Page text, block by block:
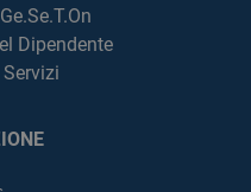
Dipendente